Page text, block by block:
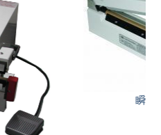
切刀封口機(HCG)